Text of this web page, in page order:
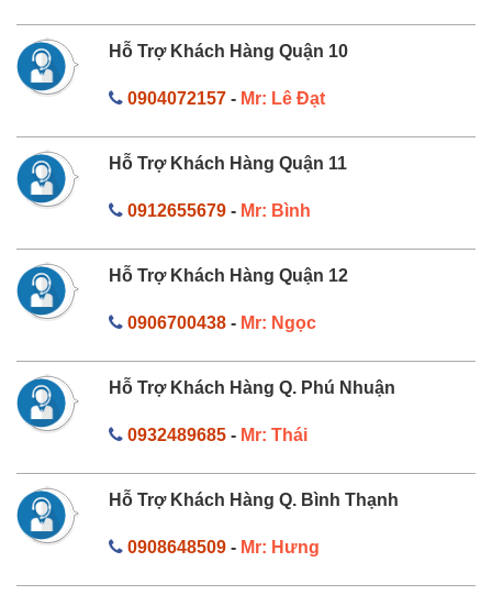
Hỗ Trợ Khách Hàng Quận 10
0904072157- Mr: Lê Đạt
Hỗ Trợ Khách Hàng Quận 11
0912655679- Mr: Bình
Hỗ Trợ Khách Hàng Quận 12
0906700438- Mr: Ngọc
Hỗ Trợ Khách Hàng Q. Phú Nhuận
0932489685- Mr: Thái
Hỗ Trợ Khách Hàng Q. Bình Thạnh
0908648509- Mr: Hưng